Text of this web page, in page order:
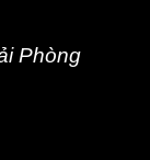
Phòng